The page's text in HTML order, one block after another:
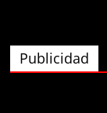
Anónimo138400
Publicidad